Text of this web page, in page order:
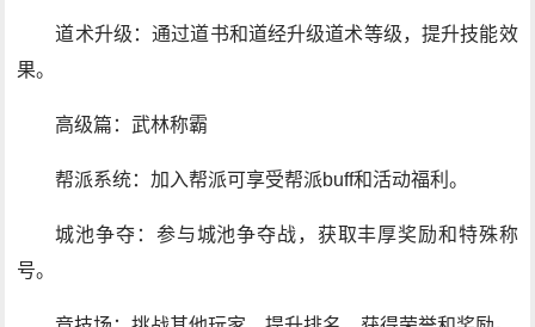
道术升级：通过道书和道经升级道术等级，提升技能效
果。
高级篇：武林称霸
帮派系统：加入帮派可享受帮派buff和活动福利。
城池争夺：参与城池争夺战，获取丰厚奖励和特殊称
号。